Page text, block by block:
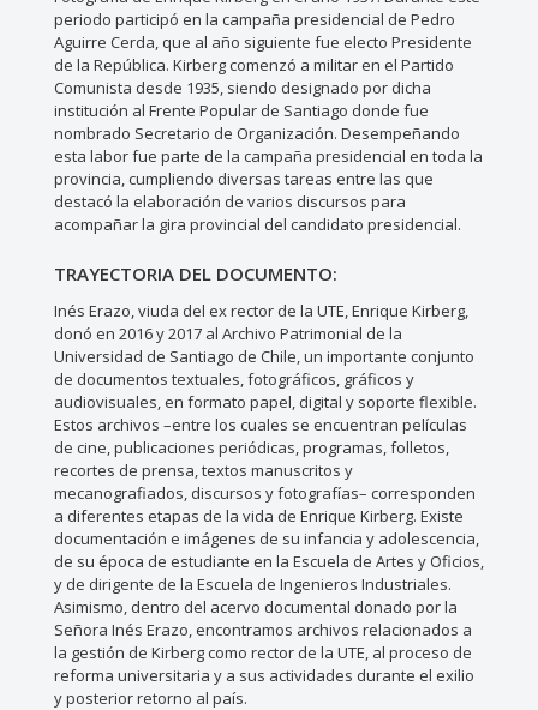
periodo participó en la campaña presidencial de Pedro
Aguirre Cerda, que al año siguiente fue electo Presidente
de la República. Kirberg comenzó a militar en el Partido
Comunista desde 1935, siendo designado por dicha
institución al Frente Popular de Santiago donde fue
nombrado Secretario de Organización. Desempeñando
esta labor fue parte de la campaña presidencial en toda la
provincia, cumpliendo diversas tareas entre las que
destacó la elaboración de varios discursos para
acompañar la gira provincial del candidato presidencial.
TRAYECTORIA DEL DOCUMENTO:
Inés Erazo, viuda del ex rector de la UTE, Enrique Kirberg,
donó en 2016 y 2017 al Archivo Patrimonial de la
Universidad de Santiago de Chile, un importante conjunto
de documentos textuales, fotográficos, gráficos y
audiovisuales, en formato papel, digital y soporte flexible.
Estos archivos –entre los cuales se encuentran películas
de cine, publicaciones periódicas, programas, folletos,
recortes de prensa, textos manuscritos y
mecanografiados, discursos y fotografías– corresponden
a diferentes etapas de la vida de Enrique Kirberg. Existe
documentación e imágenes de su infancia y adolescencia,
de su época de estudiante en la Escuela de Artes y Oficios,
y de dirigente de la Escuela de Ingenieros Industriales.
Asimismo, dentro del acervo documental donado por la
Señora Inés Erazo, encontramos archivos relacionados a
la gestión de Kirberg como rector de la UTE, al proceso de
reforma universitaria y a sus actividades durante el exilio
y posterior retorno al país.